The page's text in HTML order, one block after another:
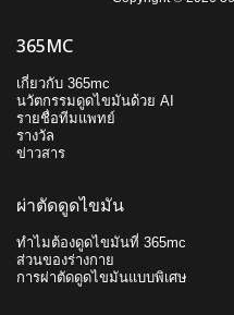
365MC
เกี่ยวกับ 365mc
นวัตกรรมดูดไขมันด้วย AI
รายชื่อทีมแพทย์
รางวัล
ข่าวสาร
ผ่าตัดดูดไขมัน
ทำไมต้องดูดไขมันที่ 365mc
ส่วนของร่างกาย
การผ่าตัดดูดไขมันแบบพิเศษ